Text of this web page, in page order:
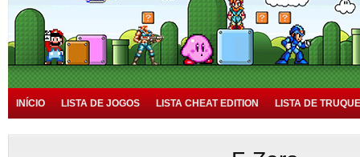
INÍCIO LISTA DE JOGOS LISTA CHEAT EDITION LISTA DE
TUTORIAIS HISTÓRIA